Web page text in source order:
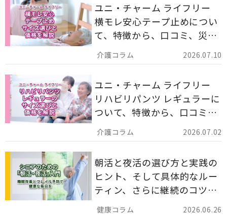
2026.07.10
ユニ・チャーム ライフリー
横モレ安心テープ止めについ
て、特徴から、口コミ、災害
備蓄としての活用法まで分か
りやすく解説します。
2026.07.02
ユニ・チャーム ライフリー
リハビリパンツ レギュラーに
ついて、特徴から、口コミ、
災害備蓄としての活用法まで
分かりやすく解説します。
2026.06.26
朝活と夜活の選び方と実践の
ヒント、そして具体的なルー
ティン、さらに継続のコツま
でを詳しくご紹介します。